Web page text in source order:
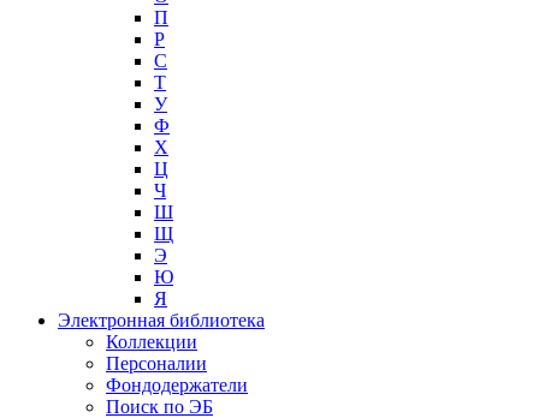
П
Р
С
Т
У
Ф
Х
Ц
Ч
Ш
Щ
Э
Ю
Я
Электронная библиотека
Коллекции
Персоналии
Фондодержатели
Поиск по ЭБ